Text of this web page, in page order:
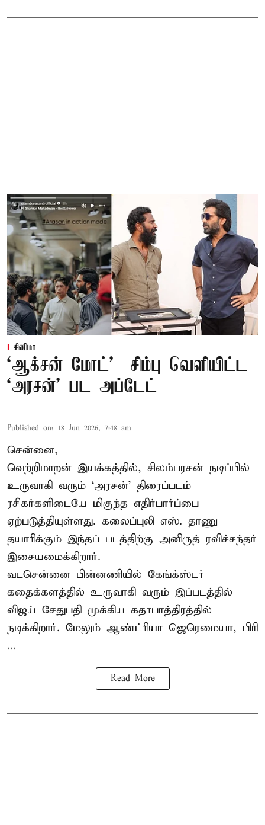
சினிமா
‘ஆக்சன் மோட்’ – சிம்பு வெளியிட்ட
‘அரசன்’ பட அப்டேட்
Published on: 18 Jun 2026, 7:48 am
சென்னை,
வெற்றிமாறன் இயக்கத்தில், சிலம்பரசன் நடிப்பில்
உருவாகி வரும் ‘அரசன்’ திரைப்படம்
ரசிகர்களிடையே மிகுந்த எதிர்பார்ப்பை
ஏற்படுத்தியுள்ளது. கலைப்புலி எஸ். தாணு
தயாரிக்கும் இந்தப் படத்திற்கு அனிருத் ரவிச்சந்தர்
இசையமைக்கிறார்.
வடசென்னை பின்னணியில் கேங்க்ஸ்டர்
கதைக்களத்தில் உருவாகி வரும் இப்படத்தில்
விஜய் சேதுபதி முக்கிய கதாபாத்திரத்தில்
நடிக்கிறார். மேலும் ஆண்ட்ரியா ஜெரெமையா, பிரி
...
Read More